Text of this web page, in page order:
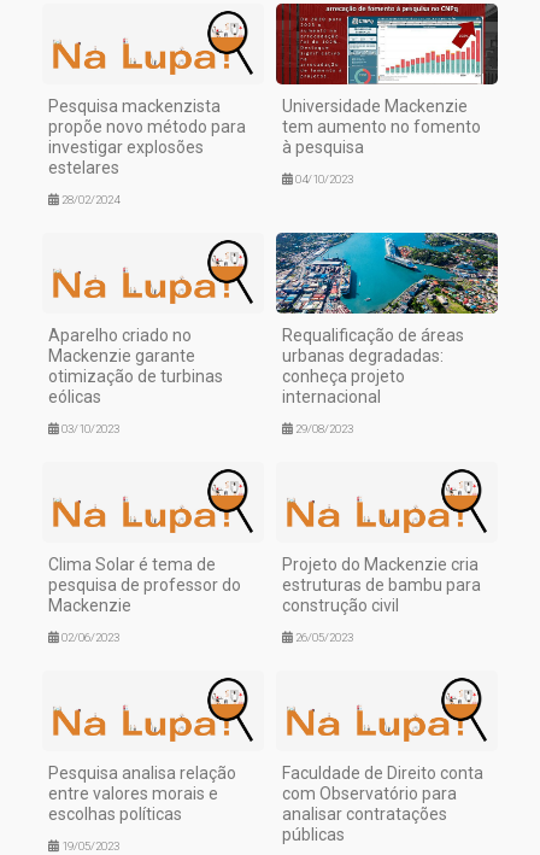
Pesquisa mackenzista
propõe novo método para
investigar explosões
estelares
28/02/2024
Universidade Mackenzie
tem aumento no fomento
à pesquisa
04/10/2023
Aparelho criado no
Mackenzie garante
otimização de turbinas
eólicas
03/10/2023
Requalificação de áreas
urbanas degradadas:
conheça projeto
internacional
29/08/2023
Clima Solar é tema de
pesquisa de professor do
Mackenzie
02/06/2023
Projeto do Mackenzie cria
estruturas de bambu para
construção civil
26/05/2023
Pesquisa analisa relação
entre valores morais e
escolhas políticas
19/05/2023
Faculdade de Direito conta
com Observatório para
analisar contratações
públicas